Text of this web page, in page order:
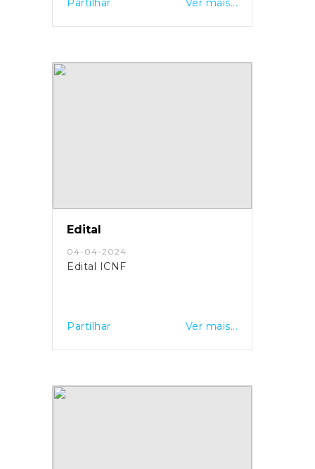
Edital
04-04-2024
Edital ICNF
Partilhar Ver mais...